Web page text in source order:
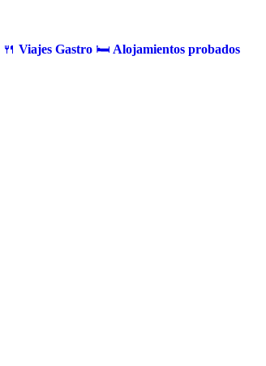
🍴 Viajes Gastro 🛏️ Alojamientos probados